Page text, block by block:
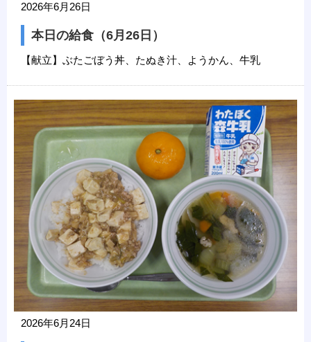
2026年6月26日
本日の給食（6月26日）
【献立】ぶたごぼう丼、たぬき汁、ようかん、牛乳
2026年6月24日